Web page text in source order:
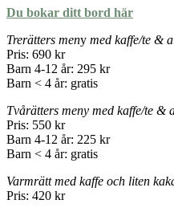
Du bokar ditt bord här
Trerätters meny med kaffe/te &
Pris: 690 kr
Barn 4-12 år: 295 kr
Barn < 4 år: gratis
Tvårätters meny med kaffe/te &
Pris: 550 kr
Barn 4-12 år: 225 kr
Barn < 4 år: gratis
Varmrätt med kaffe och liten
Pris: 420 kr